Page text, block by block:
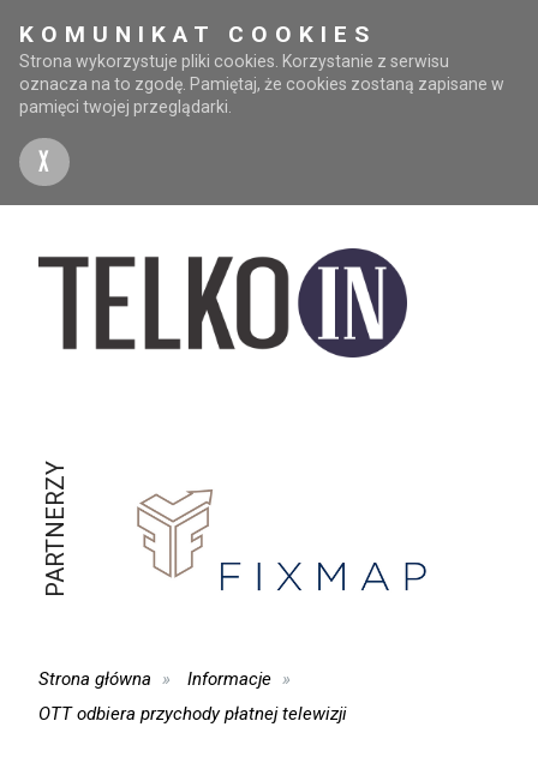
KOMUNIKAT COOKIES
Strona wykorzystuje pliki cookies. Korzystanie z serwisu
oznacza na to zgodę. Pamiętaj, że cookies zostaną zapisane w
pamięci twojej przeglądarki.
X
PARTNERZY
Strona główna
Informacje
OTT odbiera przychody płatnej telewizji